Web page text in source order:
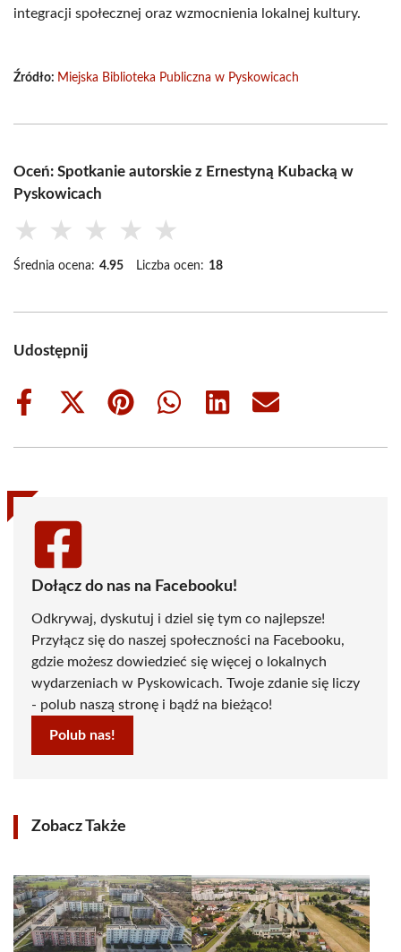
integracji społecznej oraz wzmocnienia lokalnej kultury.
Źródło: Miejska Biblioteka Publiczna w Pyskowicach
Oceń: Spotkanie autorskie z Ernestyną Kubacką w
Pyskowicach
★ ★ ★ ★ ★
Średnia ocena: 4.95 Liczba ocen: 18
Udostępnij
Share
Share
(Twitter)
Share
Share
Share
Share
Dołącz do nas na Facebooku!
Odkrywaj, dyskutuj i dziel się tym co najlepsze!
Przyłącz się do naszej społeczności na Facebooku,
gdzie możesz dowiedzieć się więcej o lokalnych
wydarzeniach w Pyskowicach. Twoje zdanie się liczy
- polub naszą stronę i bądź na bieżąco!
Polub nas!
Zobacz Także